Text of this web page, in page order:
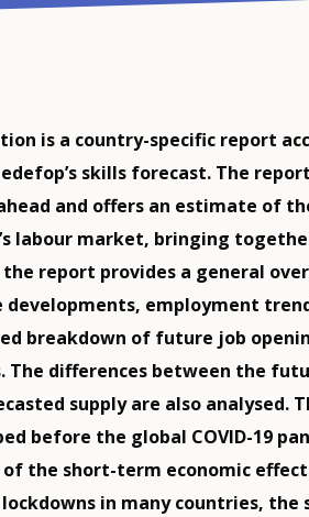
is a country-specific report
skills forecast. The
and offers an estimate of
labour market, bringing
the report provides a general
developments, employment
breakdown of future job
The differences between the
supply are also analysed.
before the global COVID-19
the short-term economic
in many countries,